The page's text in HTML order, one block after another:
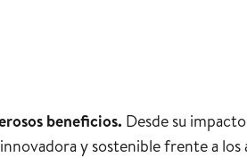
beneficios. Desde su
y sostenible frente a